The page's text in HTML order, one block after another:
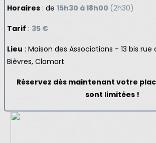
Horaires : de 15h30 à 18h00 (2h30)
Tarif : 35 €
Lieu : Maison des Associations - 13 bis rue
Bièvres, Clamart
Réservez dès maintenant votre
sont limitées !